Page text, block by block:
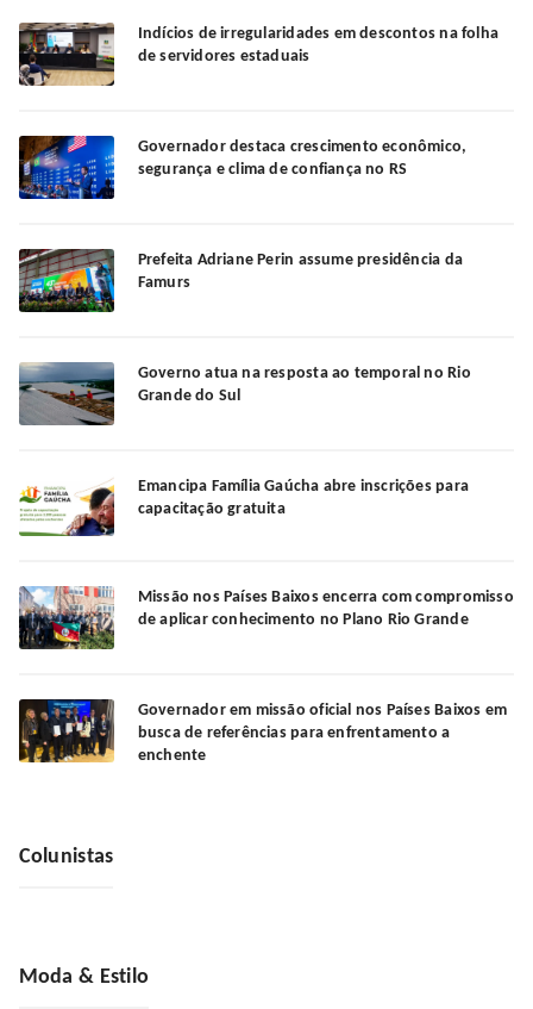
Indícios de irregularidades em descontos na folha
de servidores estaduais
Governador destaca crescimento econômico,
segurança e clima de confiança no RS
Prefeita Adriane Perin assume presidência da
Famurs
Governo atua na resposta ao temporal no Rio
Grande do Sul
Emancipa Família Gaúcha abre inscrições para
capacitação gratuita
Missão nos Países Baixos encerra com compromisso
de aplicar conhecimento no Plano Rio Grande
Governador em missão oficial nos Países Baixos em
busca de referências para enfrentamento a
enchente
Colunistas
Moda & Estilo